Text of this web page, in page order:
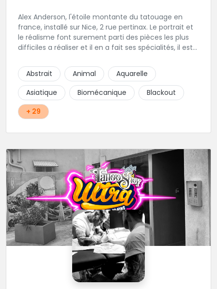
Alex Anderson, l'étoile montante du tatouage en
france, installé sur Nice, 2 rue pertinax. Le portrait et
le réalisme font surement parti des pièces les plus
difficiles a réaliser et il en a fait ses spécialités, il est
religieux ou du chicanos. Romain son frère sera vous
combler par sa finesse pour des pièces comme le
mandala, l'ornemental ou la calligraphie pour le
bonheur des futurs tatoués. Il y a aussi Léa, Maureen,
Fat, Tom, Sento, Lily, des artistes hors normes. Il n'y a
qu'à regarder les pièces sélectionnées ici pour
Abstrait Animal
Aquarelle
Asiatique
Biomécanique
Blackout
+ 29